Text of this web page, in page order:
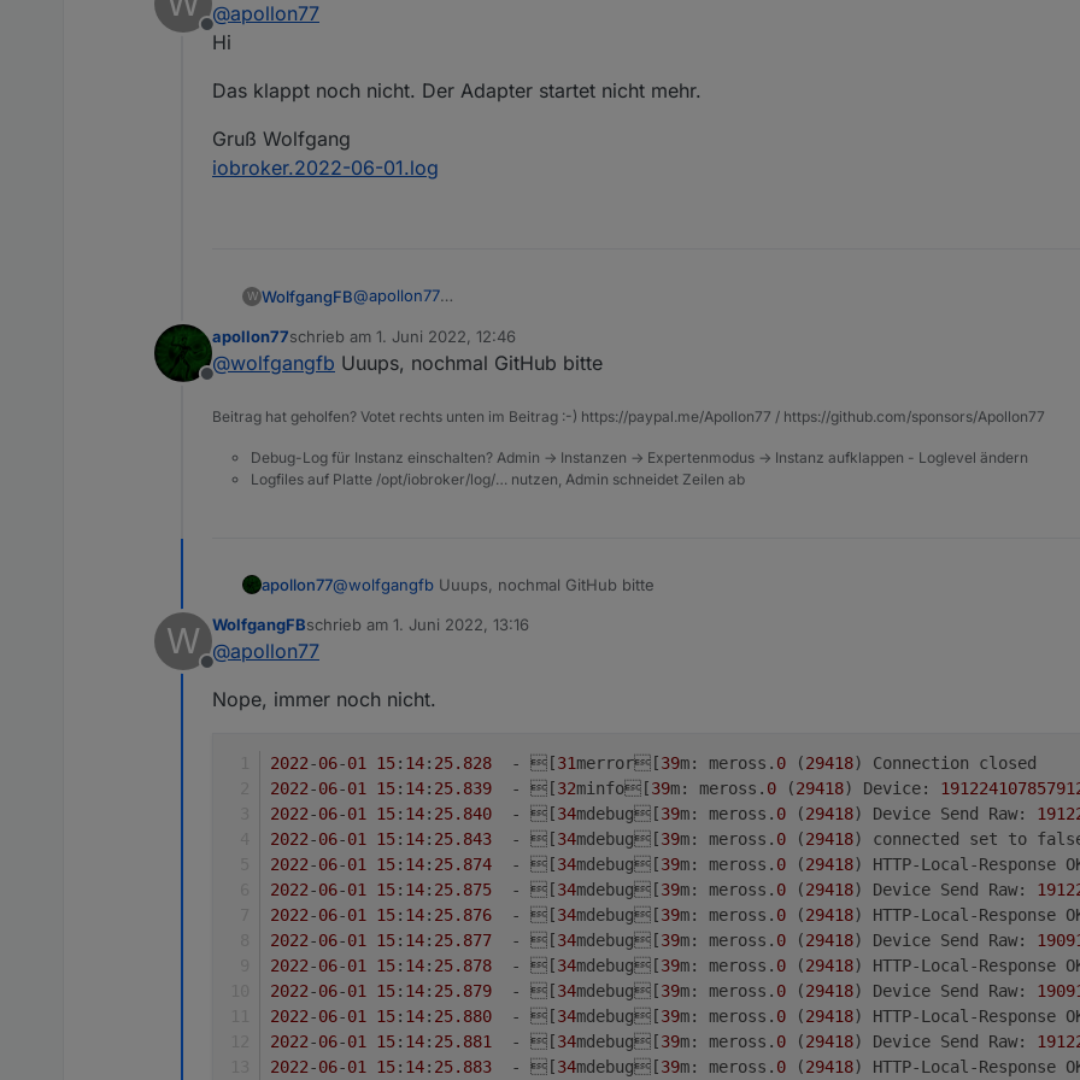
Offline
@apollon77
Hi
Das klappt noch nicht. Der Adapter startet nicht mehr.
Gruß Wolfgang
iobroker.2022-06-01.log
W WolfgangFB@apollon77
Das klappt noch nicht. Der Adapter startet nicht mehr.
iobroker.2022-06-01.log
Offline
apollon77schrieb am 1. Juni 2022, 12:46
zuletzt editiert von
@wolfgangfb Uuups, nochmal GitHub bitte
Beitrag hat geholfen? Votet rechts unten im Beitrag :-) https://paypal.me/Apollon77 / https://github.com/sponsors/Apollon77
Debug-Log für Instanz einschalten? Admin -> Instanzen -> Expertenmodus -> Instanz aufklappen - Loglevel ändern
Logfiles auf Platte /opt/iobroker/log/… nutzen, Admin schneidet Zeilen ab
apollon77@wolfgangfb Uuups, nochmal GitHub bitte
W
Offline
WolfgangFBschrieb am 1. Juni 2022, 13:16
zuletzt editiert von
@apollon77
Nope, immer noch nicht.
2022-06-01 15: 14: 25.828
  - [
31merror[39m: meross. 0 (29418) Connection closed
2022-06-01 15: 14: 25.839
  - [
32minfo[39m: meross. 0 (29418) Device:
2022-06-01 15: 14: 25.840
  - [
34mdebug[39m: meross. 0 (29418) Device Send Raw:
2022-06-01 15: 14: 25.843
  - [
34mdebug[39m: meross. 0 (29418) connected set to
2022-06-01 15: 14: 25.874
  - [
34mdebug[39m: meross. 0 (29418) HTTP-Local-Response
2022-06-01 15: 14: 25.875
  - [
34mdebug[39m: meross. 0 (29418) Device Send Raw:
2022-06-01 15: 14: 25.876
  - [
34mdebug[39m: meross. 0 (29418) HTTP-Local-Response
2022-06-01 15: 14: 25.877
  - [
34mdebug[39m: meross. 0 (29418) Device Send Raw:
2022-06-01 15: 14: 25.878
  - [
34mdebug[39m: meross. 0 (29418) HTTP-Local-Response
2022-06-01 15: 14: 25.879
  - [
34mdebug[39m: meross. 0 (29418) Device Send Raw:
2022-06-01 15: 14: 25.880
  - [
34mdebug[39m: meross. 0 (29418) HTTP-Local-Response
2022-06-01 15: 14: 25.881
  - [
34mdebug[39m: meross. 0 (29418) Device Send Raw:
2022-06-01 15: 14: 25.883
  - [
34mdebug[39m: meross. 0 (29418) HTTP-Local-Response